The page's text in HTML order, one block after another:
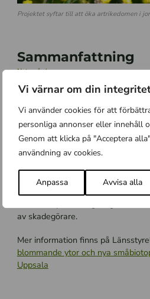
Vi värnar om din
Vi använder cookies för att
personliga annonser eller innehåll
Genom att klicka på "Acceptera
användning av cookies.
Anpassa Avvisa alla
Projektet syftar till att öka artrikedomen i
Sammanfattning
Naturvård
Skapa nya blommande ytor och
jordbrukslandskapet. Det ska ske
markförvaltare kan söka medel
småbiotoper eller fleråriga
bestå av blommande träd och
vägrenar, öppna diken, småvatten
ängsfröer. Åtgärder främjar
av skadegörare.
Mer information finns på
blommande ytor och nya
Uppsala